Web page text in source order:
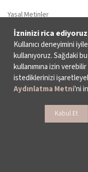
Yasal Metinler
© 2024 – İKSV, İstanbul
İzninizi rica
Kullanıcı deneyimini
kullanıyoruz. Sağdaki
kullanımına izin
istediklerinizi
Aydınlatma Metni'ni
Kabul Et